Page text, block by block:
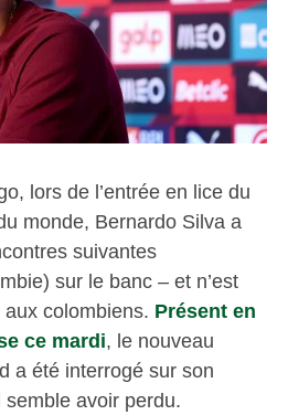
lors de l’entrée en lice du
monde, Bernardo Silva a
suivantes
sur le banc – et n’est
colombiens. Présent en
ce mardi, le nouveau
a été interrogé sur son
semble avoir perdu.